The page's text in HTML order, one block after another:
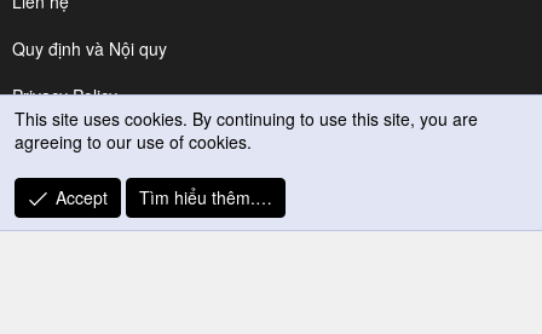
Quy định và Nội quy
Privacy Policy
Trợ giúp
R
S
This site uses cookies. By continuing to use this site, you are
agreeing to our use of cookies.
Accept Tìm hiểu thêm.…